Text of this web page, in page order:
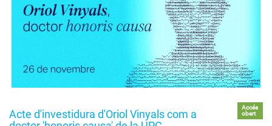
Acte d'investidura d'Oriol Vinyals com a
Accés
obert